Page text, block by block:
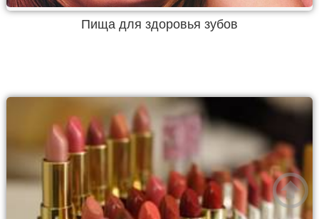
Пища для здоровья зубов